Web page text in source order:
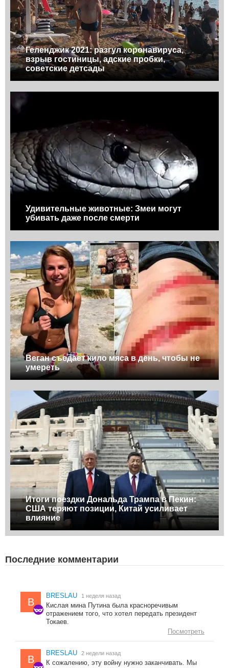
Геленджик 2021: разгул коронавируса,
взрыв гостиницы, адские пробки,
советские детсады
Удивительные животные: Змеи могут
убивать даже после смерти
Веган съедает кило мяса в день, чтобы не
умереть
Итоги поездки Дональда Трампа в Пекин:
США теряют позиции, Китай усиливает
влияние
Последние комментарии
B
BRESLAU 1 неделя назад
Кислая мина Путина была красноречивым
отражением того, что хотел передать президент
Токаев.
Посмотреть
B
BRESLAU 2 недели назад
К сожалению, эту войну нужно заканчивать. Мы